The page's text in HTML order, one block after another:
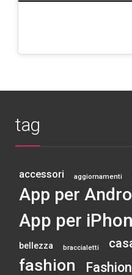
tag
accessori aggiornamenti
App per
App per
bellezza braccialetti
fashion